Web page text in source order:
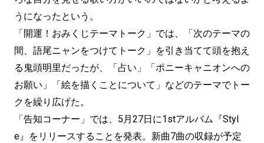
うになったという。
「開運！おみくじテーマトーク」では、「次のテーマの
間、語尾ニャンをつけてトーク」を引き当てて頭を抱え
る鬼頭明里だったが、「占い」「ポニーキャニオンへの
お願い」「絵を描くことについて」などのテーマでトー
クを繰り広げた。
「告知コーナー」では、5月27日に1stアルバム『Styl
e』をリリースすることを発表。新曲7曲の収録が予定